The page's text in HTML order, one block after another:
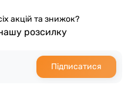
акцій та знижок?
розсилку
Підписатися